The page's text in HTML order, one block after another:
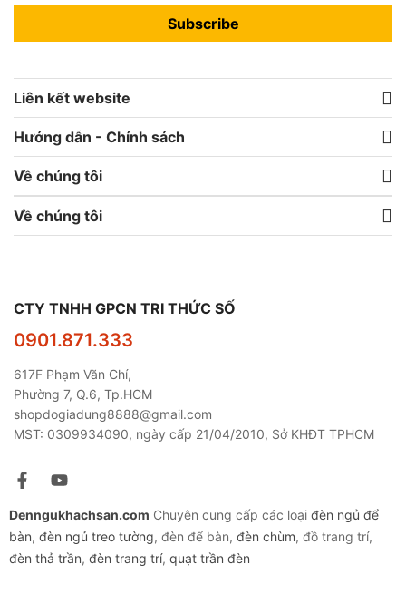
Subscribe
Liên kết website
Hướng dẫn - Chính sách
Về chúng tôi
Về chúng tôi
CTY TNHH GPCN TRI THỨC SỐ
0901.871.333
617F Phạm Văn Chí,
Phường 7, Q.6, Tp.HCM
shopdogiadung8888@gmail.com
MST: 0309934090, ngày cấp 21/04/2010, Sở KHĐT TPHCM
Denngukhachsan.com Chuyên cung cấp các loại đèn ngủ để
bàn, đèn ngủ treo tường, đèn để bàn, đèn chùm, đồ trang trí,
đèn thả trần, đèn trang trí, quạt trần đèn